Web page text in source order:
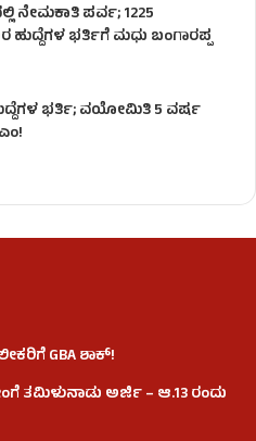
ನೇಮಕಾತಿ ಪರ್ವ; 1225
ಹುದ್ದೆಗಳ ಭರ್ತಿಗೆ ಮಧು ಬಂಗಾರಪ್ಪ
ಭರ್ತಿ; ವಯೋಮಿತಿ 5 ವರ್ಷ
GBA ಶಾಕ್!
ತಮಿಳುನಾಡು ಅರ್ಜಿ – ಆ.13 ರಂದು